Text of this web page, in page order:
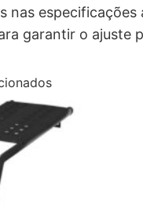
nas especificações
garantir o ajuste